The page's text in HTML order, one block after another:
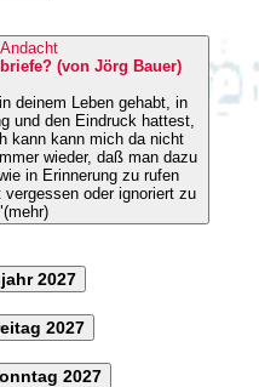
(von Jörg Bauer)
deinem Leben gehabt, in
und den Eindruck hattest,
wieder, daß man dazu
in Erinnerung zu rufen
oder ignoriert zu
2027
2027
2027